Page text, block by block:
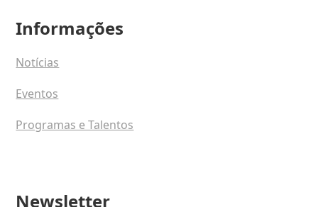
Informações
Notícias
Eventos
Programas e Talentos
Newsletter